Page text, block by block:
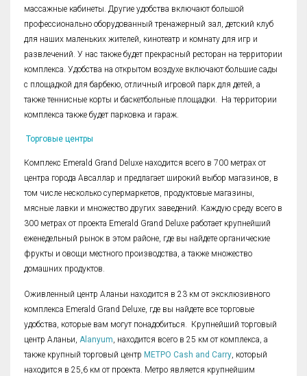
массажные кабинеты. Другие удобства включают большой
профессионально оборудованный тренажерный зал, детский клуб
для наших маленьких жителей, кинотеатр и комнату для игр и
развлечений. У нас также будет прекрасный ресторан на территории
комплекса. Удобства на открытом воздухе включают большие сады
с площадкой для барбекю, отличный игровой парк для детей, а
также теннисные корты и баскетбольные площадки. На территории
комплекса также будет парковка и гараж.
Торговые центры
Комплекс Emerald Grand Deluxe находится всего в 700 метрах от
центра города Авсаллар и предлагает широкий выбор магазинов, в
том числе несколько супермаркетов, продуктовые магазины,
мясные лавки и множество других заведений. Каждую среду всего в
300 метрах от проекта Emerald Grand Deluxe работает крупнейший
еженедельный рынок в этом районе, где вы найдете органические
фрукты и овощи местного производства, а также множество
домашних продуктов.
Оживленный центр Аланьи находится в 23 км от эксклюзивного
комплекса Emerald Grand Deluxe, где вы найдете все торговые
удобства, которые вам могут понадобиться. Крупнейший торговый
центр Аланьи, Alanyum, находится всего в 25 км от комплекса, а
также крупный торговый центр МЕТРО Cash and Carry, который
находится в 25,6 км от проекта. Метро является крупнейшим